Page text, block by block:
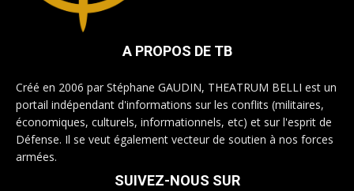
A PROPOS DE TB
Créé en 2006 par Stéphane GAUDIN, THEATRUM BELLI est un
portail indépendant d'informations sur les conflits (militaires,
économiques, culturels, informationnels, etc) et sur l'esprit de
Défense. Il se veut également vecteur de soutien à nos forces
armées.
SUIVEZ-NOUS SUR